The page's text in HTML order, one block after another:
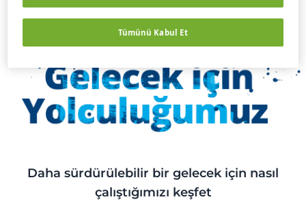
Daha sürdürülebilir bir gelecek için nasıl
çalıştığımızı keşfet
Tümünü Kabul Et